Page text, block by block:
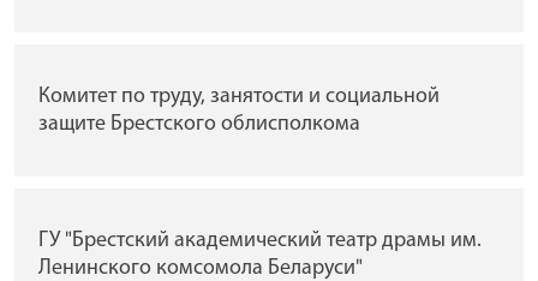
Комитет по труду, занятости и социальной
защите Брестского облисполкома
ГУ "Брестский академический театр драмы им.
Ленинского комсомола Беларуси"